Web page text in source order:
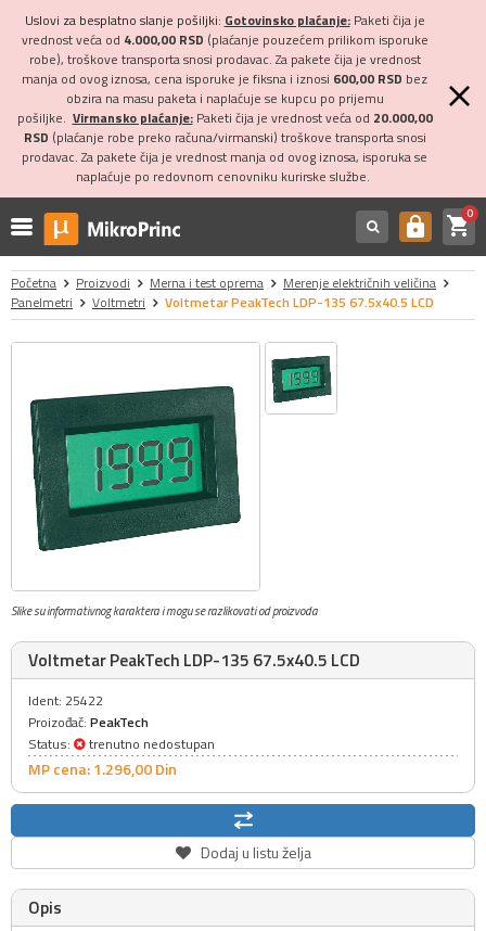
Uslovi za besplatno slanje pošiljki: Gotovinsko plaćanje:Paketi čija je
vrednost veća od 4.000,00 RSD (plaćanje pouzećem prilikom isporuke
robe), troškove transporta snosi prodavac. Za pakete čija je vrednost
manja od ovog iznosa, cena isporuke je fiksna i iznosi 600,00 RSD bez
obzira na masu paketa i naplaćuje se kupcu po prijemu
pošiljke. Virmansko plaćanje:Paketi čija je vrednost veća od 20.000,00
RSD (plaćanje robe preko računa/virmanski) troškove transporta snosi
prodavac. Za pakete čija je vrednost manja od ovog iznosa, isporuka se
naplaćuje po redovnom cenovniku kurirske službe.
https shopping_cart0
Početna Proizvodi Merna i test oprema
Merenje električnih veličina
Panelmetri
Voltmetri Voltmetar PeakTech LDP-135 67.5x40.5 LCD
Slike su informativnog karaktera i mogu se razlikovati od proizvoda
Voltmetar PeakTech LDP-135 67.5x40.5 LCD
Ident: 25422
Proizođač: PeakTech
Status:
trenutno nedostupan
MP cena: 1.296,00Din
Dodaj u listu želja
Opis